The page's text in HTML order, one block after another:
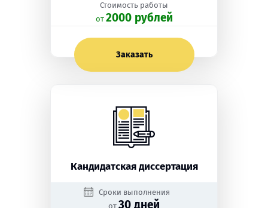
Стоимость работы
oт 2000 рублей
Заказать
Кандидатская диссертация
Сроки выполнения
от 30 дней